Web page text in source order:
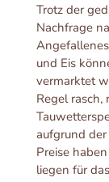
Trotz der
Nachfrage
und Eis
vermarktet
Regel
aufgrund
Preise
liegen für